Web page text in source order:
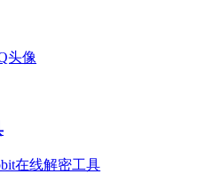
头像
在线解密工具